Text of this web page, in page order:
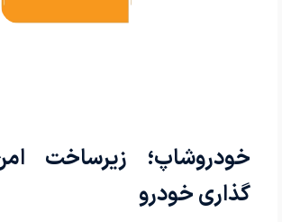
خودروشاپ؛ زیرساخت
گذاری خودرو